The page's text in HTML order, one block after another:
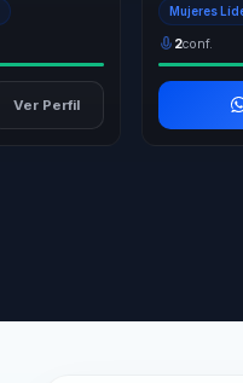
Ver Perfil
Mujeres
2conf.